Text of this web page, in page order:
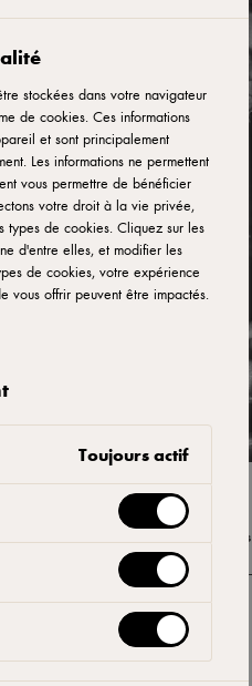
Autres collaborations
stockées dans votre navigateur
de cookies. Ces informations
et sont principalement
Les informations ne permettent
vous permettre de bénéficier
votre droit à la vie privée,
types de cookies. Cliquez sur les
d'entre elles, et modifier les
de cookies, votre expérience
vous offrir peuvent être impactés.
Toujours actif